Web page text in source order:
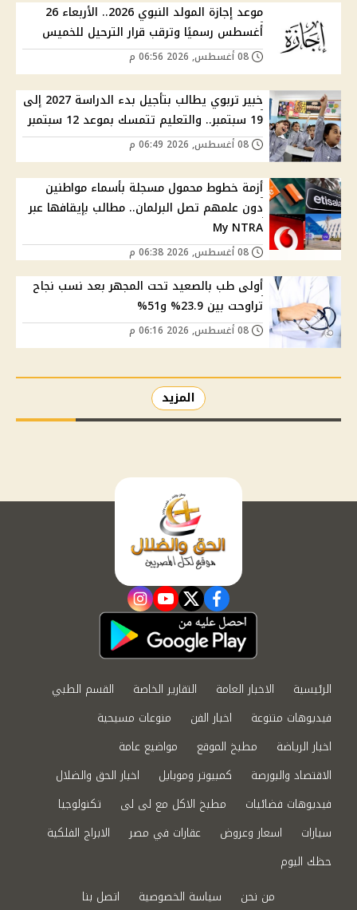
موعد إجازة المولد النبوي 2026.. الأربعاء 26
أغسطس رسميًا وترقب قرار الترحيل للخميس
خبير تربوي يطالب بتأجيل بدء الدراسة 2027 إلى
19 سبتمبر.. والتعليم تتمسك بموعد 12 سبتمبر
أزمة خطوط محمول مسجلة بأسماء مواطنين
دون علمهم تصل البرلمان.. مطالب بإيقافها عبر
My NTRA
أولى طب بالصعيد تحت المجهر بعد نسب نجاح
تراوحت بين 23.9% و51%
المزيد
facebook
twitter
youtube
instagram
الرئيسية الاخبار العامة التقارير الخاصة
القسم الطبي
فيديوهات متنوعة
اخبار الفن
منوعات مسيحية
اخبار الرياضة
مطبخ الموقع
مواضيع عامة
الاقتصاد والبورصة
كمبيوتر وموبايل
اخبار الحق والضلال
فيديوهات فضائيات
مطبخ الاكل مع لى لى
تكنولوجيا
سيارات
اسعار وعروض عقارات في مصر
الابراج الفلكية
حظك اليوم
من نحن
سياسة الخصوصية اتصل بنا